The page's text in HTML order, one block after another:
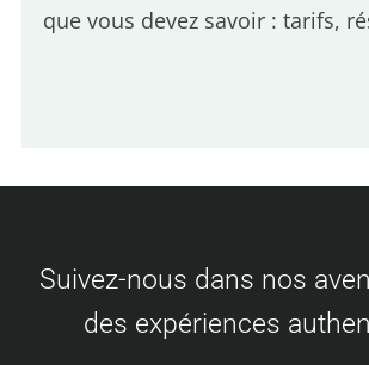
que vous devez savoir : tarifs,
varient selon la disponibilité et
choisie. Voici un aperçu des
Suivez-nous dans nos
des expériences